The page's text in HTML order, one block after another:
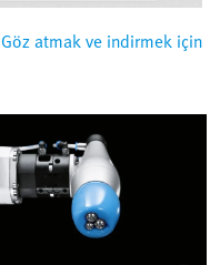
Göz atmak ve indirmek için